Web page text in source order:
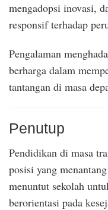
mengadopsi inovasi,
responsif terhadap
Pengalaman
berharga dalam
tantangan di masa
Penutup
Pendidikan di masa
posisi yang
menuntut sekolah
berorientasi pada